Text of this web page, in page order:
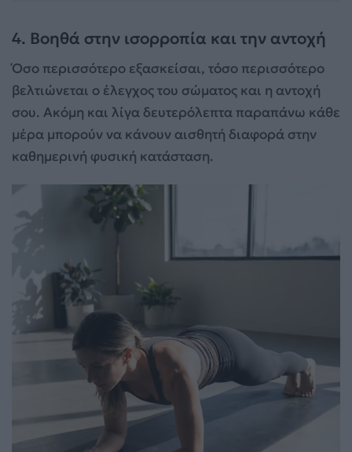
4. Βοηθά στην ισορροπία και την αντοχή
Όσο περισσότερο εξασκείσαι, τόσο περισσότερο
βελτιώνεται ο έλεγχος του σώματος και η αντοχή
σου. Ακόμη και λίγα δευτερόλεπτα παραπάνω κάθε
μέρα μπορούν να κάνουν αισθητή διαφορά στην
καθημερινή φυσική κατάσταση.